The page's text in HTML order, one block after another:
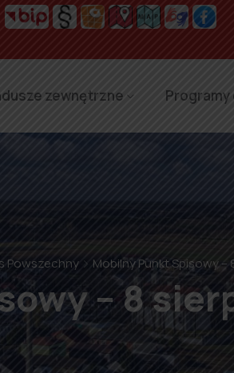
zewnętrzne Programy
Powszechny Mobilny Punkt Spisowy –
– 8